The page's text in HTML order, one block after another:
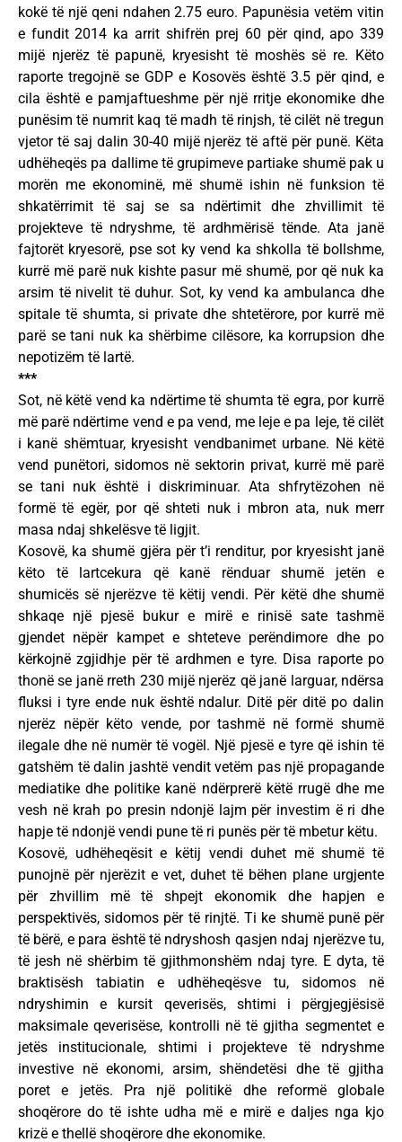
kokë të një qeni ndahen 2.75 euro. Papunësia vetëm vitin
e fundit 2014 ka arrit shifrën prej 60 për qind, apo 339
mijë njerëz të papunë, kryesisht të moshës së re. Këto
raporte tregojnë se GDP e Kosovës është 3.5 për qind, e
cila është e pamjaftueshme për një rritje ekonomike dhe
punësim të numrit kaq të madh të rinjsh, të cilët në tregun
vjetor të saj dalin 30-40 mijë njerëz të aftë për punë. Këta
udhëheqës pa dallime të grupimeve partiake shumë pak u
morën me ekonominë, më shumë ishin në funksion të
shkatërrimit të saj se sa ndërtimit dhe zhvillimit të
projekteve të ndryshme, të ardhmërisë tënde. Ata janë
fajtorët kryesorë, pse sot ky vend ka shkolla të bollshme,
kurrë më parë nuk kishte pasur më shumë, por që nuk ka
arsim të nivelit të duhur. Sot, ky vend ka ambulanca dhe
spitale të shumta, si private dhe shtetërore, por kurrë më
parë se tani nuk ka shërbime cilësore, ka korrupsion dhe
nepotizëm të lartë.
***
Sot, në këtë vend ka ndërtime të shumta të egra, por kurrë
më parë ndërtime vend e pa vend, me leje e pa leje, të cilët
i kanë shëmtuar, kryesisht vendbanimet urbane. Në këtë
vend punëtori, sidomos në sektorin privat, kurrë më parë
se tani nuk është i diskriminuar. Ata shfrytëzohen në
formë të egër, por që shteti nuk i mbron ata, nuk merr
masa ndaj shkelësve të ligjit.
Kosovë, ka shumë gjëra për t’i renditur, por kryesisht janë
këto të lartcekura që kanë rënduar shumë jetën e
shumicës së njerëzve të këtij vendi. Për këtë dhe shumë
shkaqe një pjesë bukur e mirë e rinisë sate tashmë
gjendet nëpër kampet e shteteve perëndimore dhe po
kërkojnë zgjidhje për të ardhmen e tyre. Disa raporte po
thonë se janë rreth 230 mijë njerëz që janë larguar, ndërsa
fluksi i tyre ende nuk është ndalur. Ditë për ditë po dalin
njerëz nëpër këto vende, por tashmë në formë shumë
ilegale dhe në numër të vogël. Një pjesë e tyre që ishin të
gatshëm të dalin jashtë vendit vetëm pas një propagande
mediatike dhe politike kanë ndërprerë këtë rrugë dhe me
vesh në krah po presin ndonjë lajm për investim ë ri dhe
hapje të ndonjë vendi pune të ri punës për të mbetur këtu.
Kosovë, udhëheqësit e këtij vendi duhet më shumë të
punojnë për njerëzit e vet, duhet të bëhen plane urgjente
për zhvillim më të shpejt ekonomik dhe hapjen e
perspektivës, sidomos për të rinjtë. Ti ke shumë punë për
të bërë, e para është të ndryshosh qasjen ndaj njerëzve tu,
të jesh në shërbim të gjithmonshëm ndaj tyre. E dyta, të
braktisësh tabiatin e udhëheqësve tu, sidomos në
ndryshimin e kursit qeverisës, shtimi i përgjegjësisë
maksimale qeverisëse, kontrolli në të gjitha segmentet e
jetës institucionale, shtimi i projekteve të ndryshme
investive në ekonomi, arsim, shëndetësi dhe të gjitha
poret e jetës. Pra një politikë dhe reformë globale
shoqërore do të ishte udha më e mirë e daljes nga kjo
krizë e thellë shoqërore dhe ekonomike.